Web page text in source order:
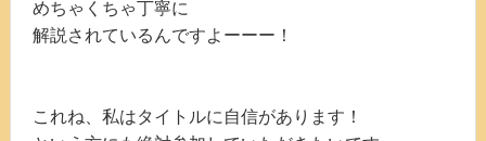
めちゃくちゃ丁寧に
解説されているんですよーーー！
これね、私はタイトルに自信があります！